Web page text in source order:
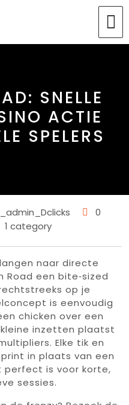
SNELLE
ACTIE
SPELERS
0
1 category
naar directe
Road een bite‑sized
op je
is eenvoudig
chicken over een
inzetten plaatst
Elke tik en
in plaats van een
perfect is voor korte,
sessies.